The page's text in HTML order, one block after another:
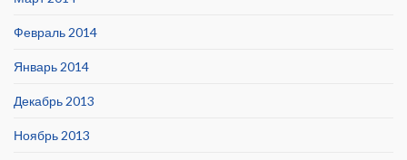
Февраль 2014
Январь 2014
Декабрь 2013
Ноябрь 2013